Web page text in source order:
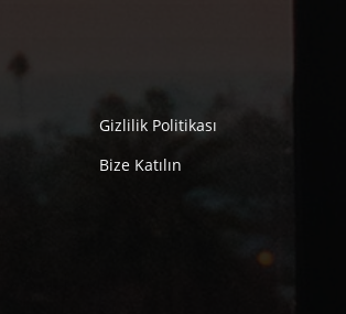
Gizlilik Politikası
Bize Katılın